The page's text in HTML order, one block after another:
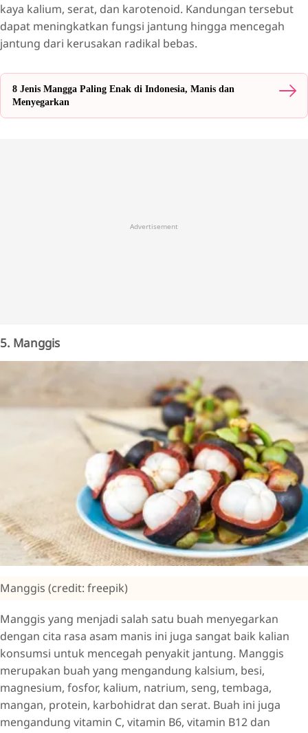
kaya kalium, serat, dan karotenoid. Kandungan tersebut
dapat meningkatkan fungsi jantung hingga mencegah
jantung dari kerusakan radikal bebas.
8 Jenis Mangga Paling Enak di Indonesia, Manis dan
Menyegarkan
Advertisement
5. Manggis
Manggis (credit: freepik)
Manggis yang menjadi salah satu buah menyegarkan
dengan cita rasa asam manis ini juga sangat baik kalian
konsumsi untuk mencegah penyakit jantung. Manggis
merupakan buah yang mengandung kalsium, besi,
magnesium, fosfor, kalium, natrium, seng, tembaga,
mangan, protein, karbohidrat dan serat. Buah ini juga
mengandung vitamin C, vitamin B6, vitamin B12 dan